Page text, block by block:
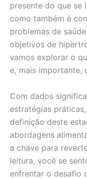
presente do que se
como também é
problemas de
objetivos de
vamos explorar o
e, mais importante,
Com dados
estratégias
definição deste
abordagens
a chave para
leitura, você se
enfrentar o desafio